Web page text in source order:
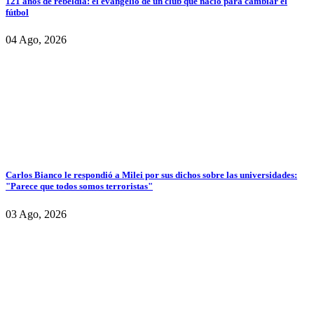
fútbol
04 Ago, 2026
Carlos Bianco le respondió a Milei por sus dichos sobre las universidades:
"Parece que todos somos terroristas"
03 Ago, 2026